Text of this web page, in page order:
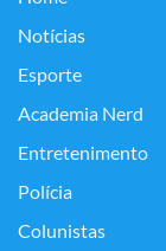
Notícias
Esporte
Academia Nerd
Entretenimento
Polícia
Colunistas